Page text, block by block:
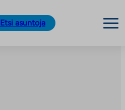
Etsi asuntoja